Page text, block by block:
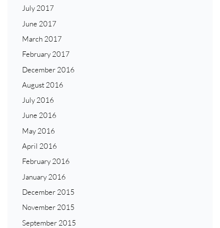
July 2017
June 2017
March 2017
February 2017
December 2016
August 2016
July 2016
June 2016
May 2016
April 2016
February 2016
January 2016
December 2015
November 2015
September 2015